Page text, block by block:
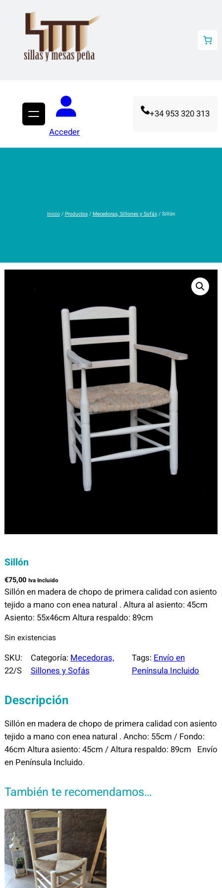
contenido
Acceder
+34 953 320 313
Inicio/ Productos/ Mecedoras, Sillones y Sofás/ Sillón
Sillón
€75,00 Iva Incluido
Sillón en madera de chopo de primera calidad con asiento
tejido a mano con enea natural . Altura al asiento: 45cm
Asiento: 55x46cm Altura respaldo: 89cm
Sin existencias
SKU:
22/S
Categoría:Mecedoras,
Sillones y Sofás
Tags:Envío en
Península Incluido
Descripción
Sillón en madera de chopo de primera calidad con asiento
tejido a mano con enea natural . Ancho: 55cm / Fondo:
46cm Altura asiento: 45cm / Altura respaldo: 89cm Envío
en Península Incluido.
También te recomendamos…